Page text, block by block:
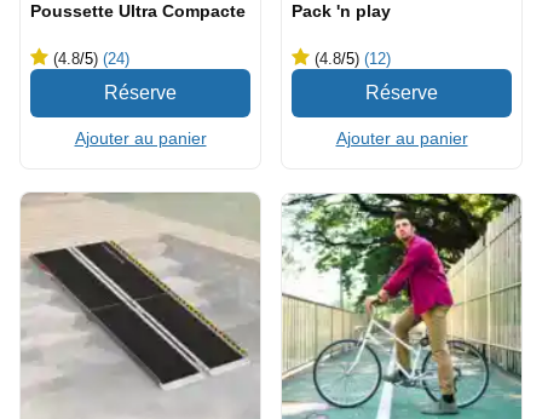
Poussette Ultra Compacte
(4.8/5) (24)
Ajouter au panier
Pack 'n play
(4.8/5) (12)
Ajouter au panier